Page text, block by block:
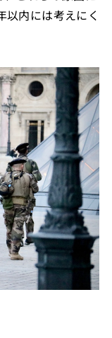
内には考えにく